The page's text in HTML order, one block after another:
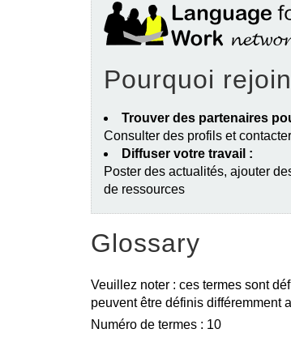
Pourquoi
Trouver des partenaires
Consulter des profils et
Diffuser votre travail :
Poster des actualités, ajouter
de ressources
Glossary
Veuillez noter : ces termes sont
peuvent être définis différemment
Numéro de termes : 10